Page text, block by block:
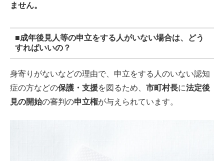
ません。
■成年後見人等の申立をする人がいない場合は、どう
すればいいの？
身寄りがないなどの理由で、申立をする人のいない認知
症の方などの保護・支援を図るため、 市町村長に法定後
見の開始の審判の申立権が与えられています。